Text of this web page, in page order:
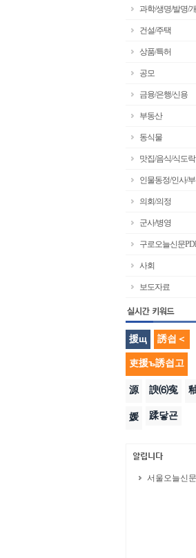
과학/생명/발명/
건설/주택
상품/특허
공모
금융/은행/신용
부동산
동식물
맛집/음식/식도락
인물동정/인사/
의회/의정
군사/병영
구로오늘신문
사회
보도자료
援щ 誘쇱＜
吏援ъ誘쇱고
源 諛⑹寃
媛 蹂닿굔
서울오늘신